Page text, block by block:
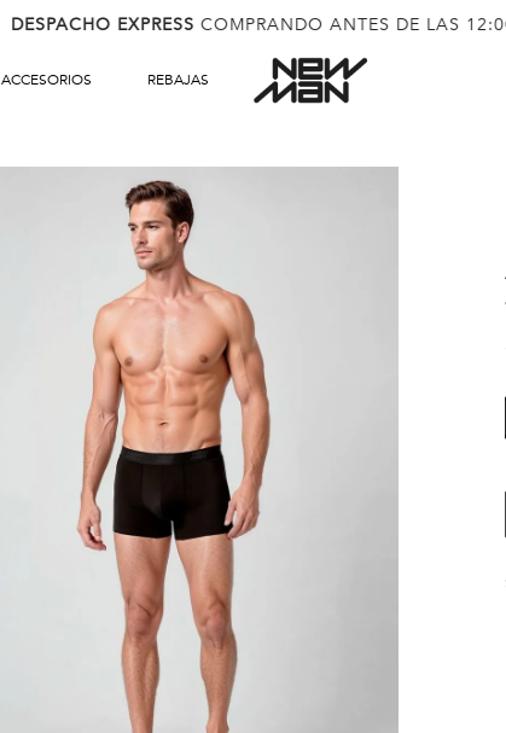
DESPACHO EXPRESS COMPRANDO ANTES DE LAS
ACCESORIOS REBAJAS